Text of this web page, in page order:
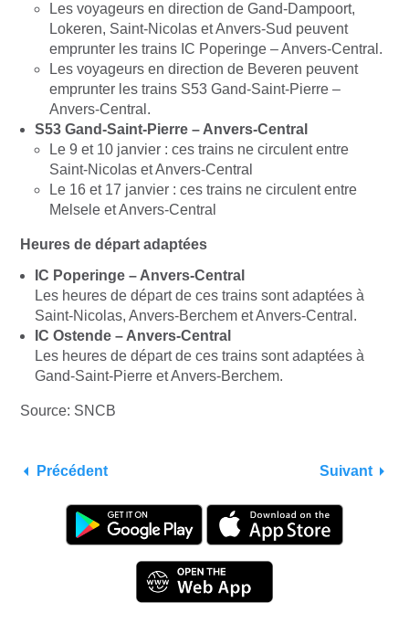
Les voyageurs en direction de Gand-Dampoort,
Lokeren, Saint-Nicolas et Anvers-Sud peuvent
emprunter les trains IC Poperinge – Anvers-Central.
Les voyageurs en direction de Beveren peuvent
emprunter les trains S53 Gand-Saint-Pierre –
Anvers-Central.
S53 Gand-Saint-Pierre – Anvers-Central
Le 9 et 10 janvier : ces trains ne circulent entre
Saint-Nicolas et Anvers-Central
Le 16 et 17 janvier : ces trains ne circulent entre
Melsele et Anvers-Central
Heures de départ adaptées
IC Poperinge – Anvers-Central
Les heures de départ de ces trains sont adaptées à
Saint-Nicolas, Anvers-Berchem et Anvers-Central.
IC Ostende – Anvers-Central
Les heures de départ de ces trains sont adaptées à
Gand-Saint-Pierre et Anvers-Berchem.
Source: SNCB
Précédent Suivant